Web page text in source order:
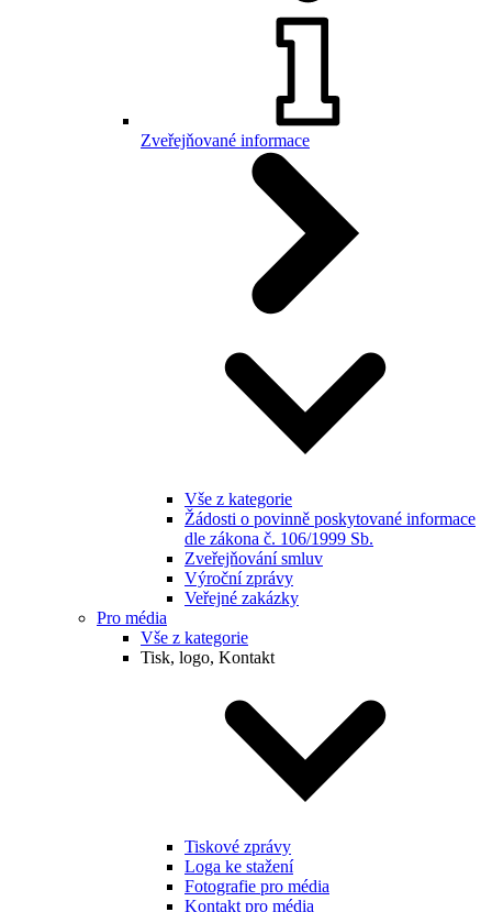
Zveřejňované informace
Vše z kategorie
Žádosti o povinně poskytované informace
dle zákona č. 106/1999 Sb.
Zveřejňování smluv
Výroční zprávy
Veřejné zakázky
Pro média
Vše z kategorie
Tisk, logo, Kontakt
Tiskové zprávy
Loga ke stažení
Fotografie pro média
Kontakt pro média